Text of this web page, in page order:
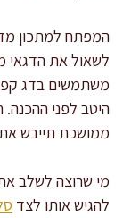
המפתח למתכון
לשאול את הדגאי
משתמשים בדג
היטב לפני ההכנה.
ממושכת תייבש
מי שרוצה לשלב
להגיש אותו לצד